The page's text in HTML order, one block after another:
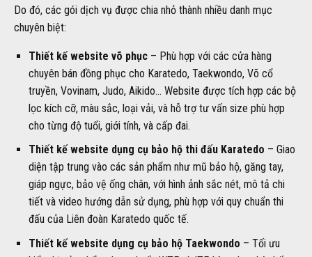
Do đó, các gói dịch vụ được chia nhỏ thành nhiều danh mục
chuyên biệt:
Thiết kế website võ phục– Phù hợp với các cửa hàng
chuyên bán đồng phục cho Karatedo, Taekwondo, Võ cổ
truyền, Vovinam, Judo, Aikido… Website được tích hợp các bộ
lọc kích cỡ, màu sắc, loại vải, và hỗ trợ tư vấn size phù hợp
cho từng độ tuổi, giới tính, và cấp đai.
Thiết kế website dụng cụ bảo hộ thi đấu Karatedo – Giao
diện tập trung vào các sản phẩm như mũ bảo hộ, găng tay,
giáp ngực, bảo vệ ống chân, với hình ảnh sắc nét, mô tả chi
tiết và video hướng dẫn sử dụng, phù hợp với quy chuẩn thi
đấu của Liên đoàn Karatedo quốc tế.
Thiết kế website dụng cụ bảo hộ Taekwondo – Tối ưu